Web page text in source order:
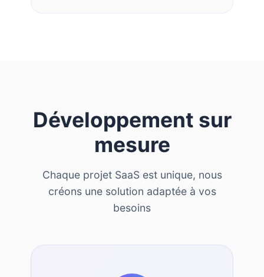
Développement sur
mesure
Chaque projet SaaS est unique, nous
créons une solution adaptée à vos
besoins